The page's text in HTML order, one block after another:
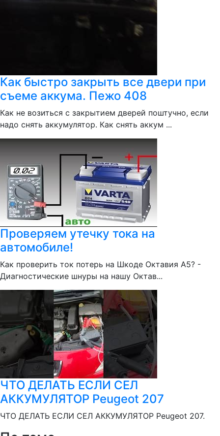
Как быстро закрыть все двери при
съеме аккума. Пежо 408
Как не возиться с закрытием дверей поштучно, если
надо снять аккумулятор. Как снять аккум ...
Проверяем утечку тока на
автомобиле!
Как проверить ток потерь на Шкоде Октавия А5? -
Диагностические шнуры на нашу Октав...
ЧТО ДЕЛАТЬ ЕСЛИ СЕЛ
АККУМУЛЯТОР Peugeot 207
ЧТО ДЕЛАТЬ ЕСЛИ СЕЛ АККУМУЛЯТОР Peugeot 207.